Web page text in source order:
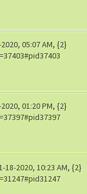
05:07 AM, {2}
01:20 PM, {2}
18-2020, 10:23 AM, {2}